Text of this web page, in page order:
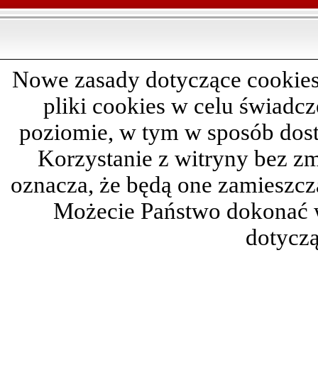
Nowe zasady dotyczące
pliki cookies w celu
poziomie, w tym w sposób
Korzystanie z witryny bez
oznacza, że będą one
Możecie Państwo